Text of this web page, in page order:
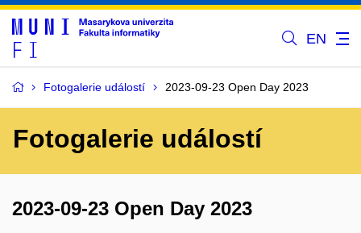
EN
Fotogalerie událostí 2023-09-23 Open Day 2023
Fotogalerie událostí
2023-09-23 Open Day 2023